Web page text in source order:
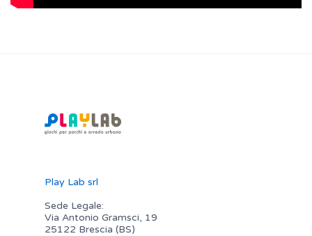
Play Lab srl
Sede Legale:
Via Antonio Gramsci, 19
25122 Brescia (BS)